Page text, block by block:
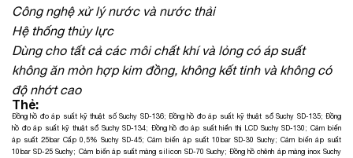
Công nghệ xử lý nước và nước thải
Hệ thống thủy lực
Dùng cho tất cả các môi chất khí và lỏng có áp suất
không ăn mòn hợp kim đồng, không kết tinh và không có
độ nhớt cao
Thẻ:
Đồng hồ đo áp suất kỹ thuật số Suchy SD-136;Đồng hồ đo áp suất kỹ thuật sổ Suchy SD-135;Đồng
hồ đo áp suất kỹ thuật sổ Suchy SD-134; Đồng hồ đo áp suất hiển thị LCD Suchy SD-130; Cảm biến
áp suất 25bar Cấp 0,5% Suchy SD-45;Cảm biến áp suất 10bar SD-30 Suchy; Cảm biến áp suất
10bar SD-25 Suchy; Cảm biến áp suất màng silicon SD-70 Suchy; Đồng hồ chênh áp màng inox Suchy